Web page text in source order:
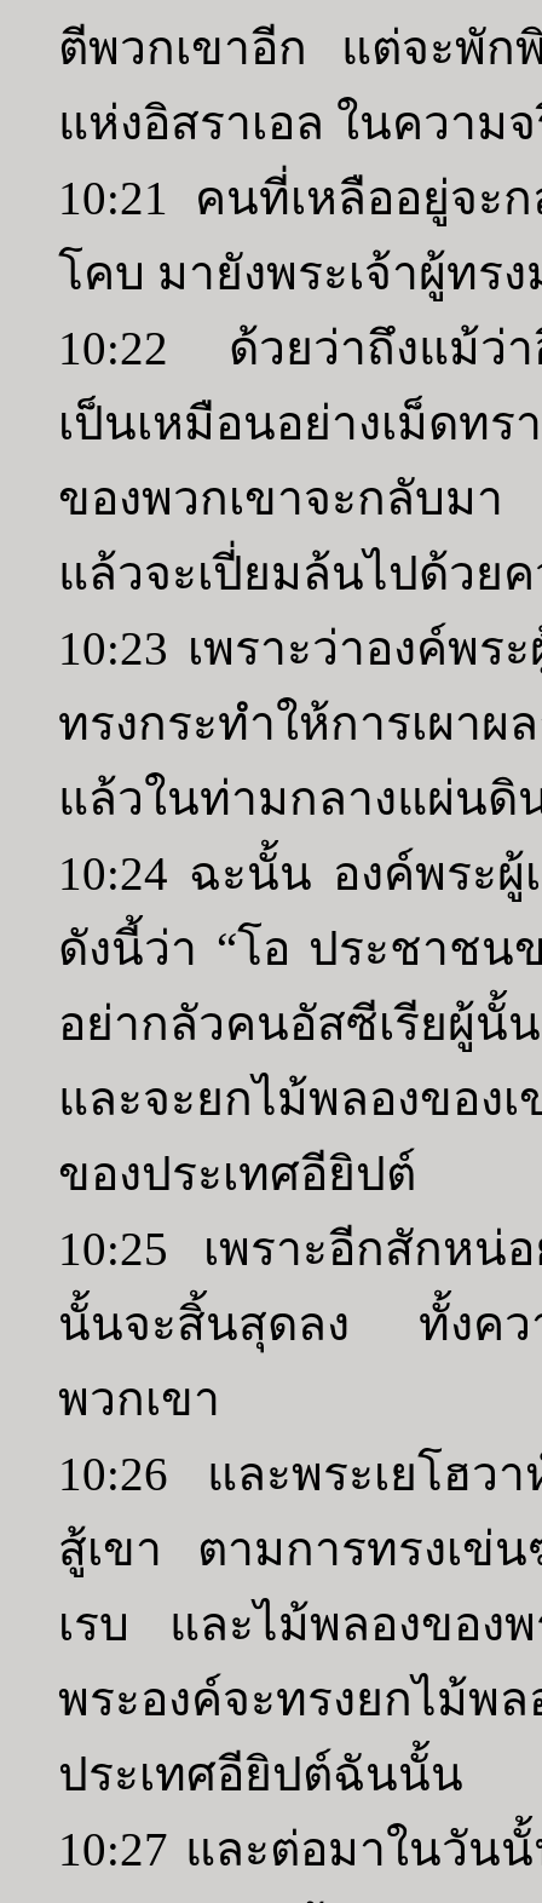
ตีพวกเขาอีก แต่จะพัก
แห่งอิสราเอล ในความจ
10:21 คนที่เหลืออยู่จะ
โคบ มายังพระเจ้าผู้ทร
10:22 ด้วยว่าถึงแม้ว่า
เป็นเหมือนอย่างเม็ดท
ของพวกเขาจะกลับม
แล้วจะเปี่ยมล้นไปด้วย
10:23 เพราะว่าองค์พร
ทรงกระทำให้การเผา
แล้วในท่ามกลางแผ่นดิ
10:24 ฉะนั้น องค์พระผู้
ดังนี้ว่า “โอ ประชาชน
อย่ากลัวคนอัสซีเรียผู้นั้
และจะยกไม้พลองของ
ของประเทศอียิปต์
10:25 เพราะอีกสักหน่
นั้นจะสิ้นสุดลง ทั้งควา
พวกเขา
10:26 และพระเยโฮว
สู้เขา ตามการทรงเ
เรบ และไม้พลองของพ
พระองค์จะทรงยกไม้พ
ประเทศอียิปต์ฉันนั้น
10:27 และต่อมาในวัน